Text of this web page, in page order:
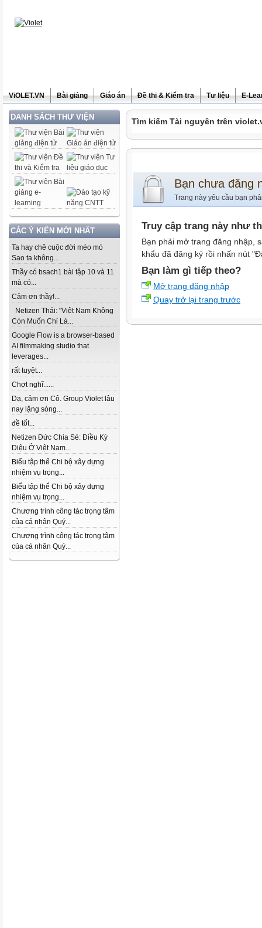
ViOLET.VN Bài giảng Giáo án Đề thi & Kiểm tra Tư liệu E-
DANH SÁCH THƯ VIỆN
CÁC Ý KIẾN MỚI NHẤT
Ta hay chê cuộc đời méo mó
Sao ta không...
Thầy có bsach1 bài tập 10 và 11
mà có...
Cảm ơn thầy!...
Netizen Thái: "Việt Nam Không
Còn Muốn Chỉ Là...
Google Flow is a browser-based
AI filmmaking studio that
leverages...
rất tuyệt...
Chợt nghĩ......
Dạ, cảm ơn Cô. Group Violet lâu
nay lặng sóng...
đề tốt...
Netizen Đức Chia Sẻ: Điều Kỳ
Diệu Ở Việt Nam...
Biểu tập thể Chi bộ xây dựng
nhiệm vụ trọng...
Biểu tập thể Chi bộ xây dựng
nhiệm vụ trọng...
Chương trình công tác trọng tâm
của cá nhân Quý...
Chương trình công tác trọng tâm
của cá nhân Quý...
Tìm kiếm Tài nguyên trên
Bạn chưa đăng
Trang này yêu cầu bạn
Truy cập trang này như
Bạn phải mở trang đăng nhập,
khẩu đã đăng ký rồi nhấn nút
Bạn làm gì tiếp theo?
Mở trang đăng nhập
Quay trở lại trang trước